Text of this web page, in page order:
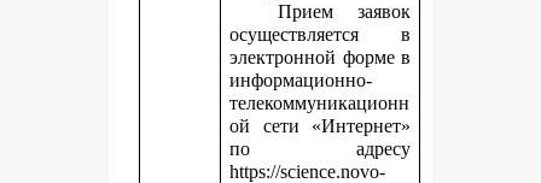
Прием заявок
осуществляется в
электронной форме в
информационно-
телекоммуникационн
ой сети «Интернет»
по адресу
https://science.novo-